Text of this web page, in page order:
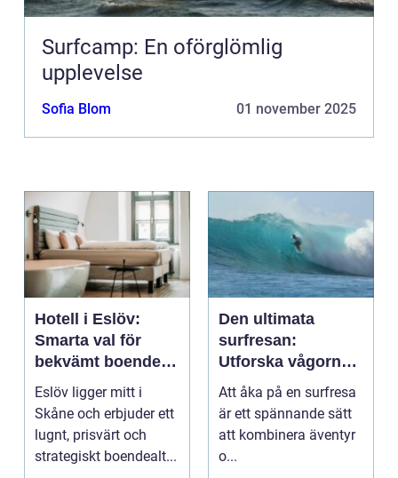
Surfcamp: En oförglömlig
upplevelse
Sofia Blom 01 november 2025
Hotell i Eslöv:
Smarta val för
bekvämt boende i
hjärtat av Skåne
Eslöv ligger mitt i
Skåne och erbjuder ett
lugnt, prisvärt och
strategiskt boendealt...
Den ultimata
surfresan:
Utforska vågorna
och upptäck
äventyret
Att åka på en surfresa
är ett spännande sätt
att kombinera äventyr
o...